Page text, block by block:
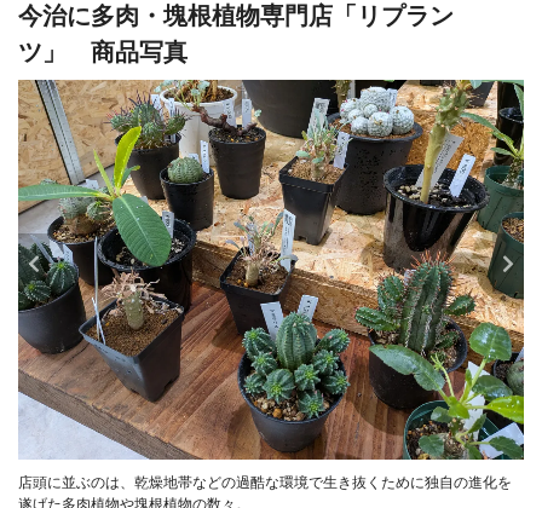
今治に多肉・塊根植物専門店「リプラン
ツ」 商品写真
店頭に並ぶのは、乾燥地帯などの過酷な環境で生き抜くために独自の進化を
遂げた多肉植物や塊根植物の数々。